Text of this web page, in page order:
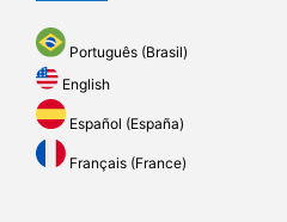
Português (Brasil)
English
Español (España)
Français (France)